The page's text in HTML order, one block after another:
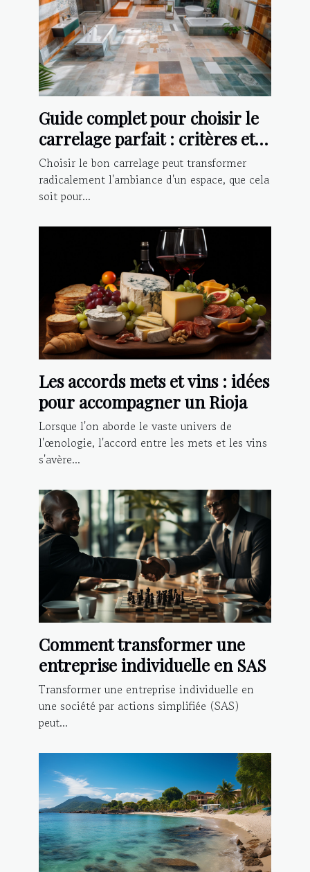
Guide complet pour choisir le
carrelage parfait : critères et
conseils d'installation
Choisir le bon carrelage peut transformer
radicalement l'ambiance d'un espace, que cela
soit pour...
Les accords mets et vins : idées
pour accompagner un Rioja
Lorsque l'on aborde le vaste univers de
l'œnologie, l'accord entre les mets et les vins
s'avère...
Comment transformer une
entreprise individuelle en SAS
Transformer une entreprise individuelle en
une société par actions simplifiée (SAS)
peut...